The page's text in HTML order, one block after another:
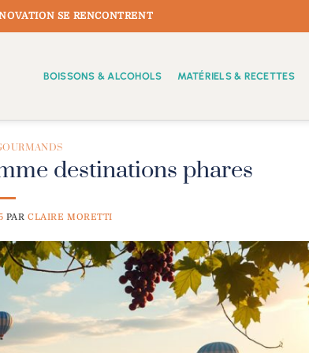
SE RENCONTRENT
BOISSONS & ALCOHOLS MATÉRIELS & RECETTES
destinations phares
PARCLAIRE MORETTI